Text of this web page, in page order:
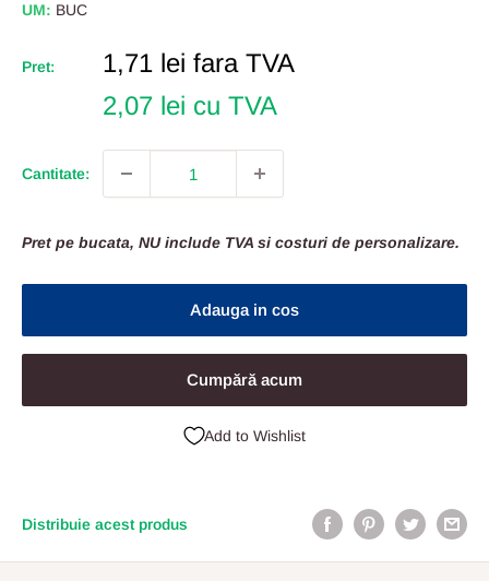
UM: BUC
Pret:
Pret
Redus
1,71 lei fara TVA
2,07 lei cu TVA
Cantitate:
Pret pe bucata, NU include TVA si costuri de personalizare.
Adauga in cos
Cumpără acum
Add to Wishlist
Distribuie acest produs